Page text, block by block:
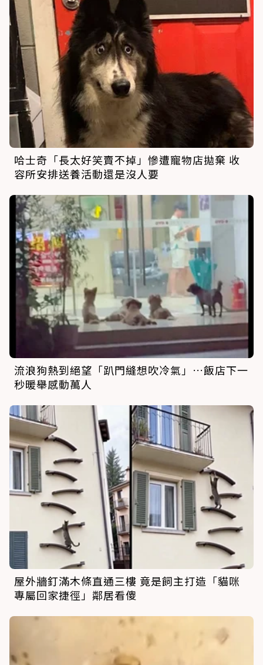
哈士奇「長太好笑賣不掉」慘遭寵物店拋棄 收
容所安排送養活動還是沒人要
流浪狗熱到絕望「趴門縫想吹冷氣」…飯店下一
秒暖舉感動萬人
屋外牆釘滿木條直通三樓 竟是飼主打造「貓咪
專屬回家捷徑」鄰居看傻